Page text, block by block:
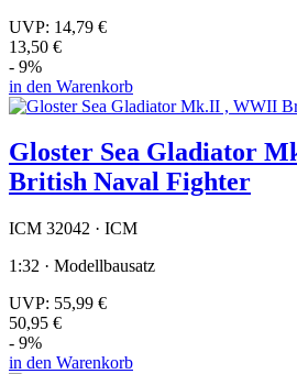
UVP: 14,79 €
13,50 €
- 9%
in den Warenkorb
Gloster Sea Gladiator
British Naval Fighter
ICM 32042 · ICM
1:32 · Modellbausatz
UVP: 55,99 €
50,95 €
- 9%
in den Warenkorb